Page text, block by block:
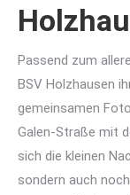
Passend zum
BSV Holzhausen
gemeinsamen
Galen-Straße mit
sich die kleinen
sondern auch